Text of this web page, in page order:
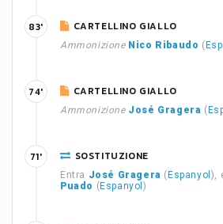
CARTELLINO GIALLO
Ammonizione Nico Ribaudo (
83'
CARTELLINO GIALLO
Ammonizione José Gragera (
74'
SOSTITUZIONE
Entra José Gragera ( Espanyol ),
Puado ( Espanyol)
71'